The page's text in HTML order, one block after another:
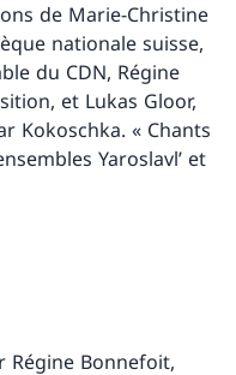
de Marie-Christine
nationale suisse,
du CDN, Régine
et Lukas Gloor,
Kokoschka. « Chants
Yaroslavl’ et
Régine Bonnefoit,